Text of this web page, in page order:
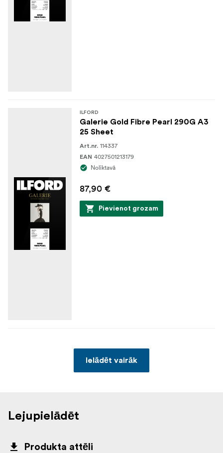
ILFORD
Galerie Gold Fibre Pearl 290G A3
25 Sheet
Art.nr. 114337
EAN 4027501213179
Noliktavā
87,90 €
Pievienot grozam
Ielādēt vairāk
Lejupielādēt
Produkta attēli